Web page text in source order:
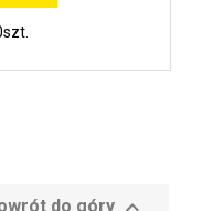
do góry